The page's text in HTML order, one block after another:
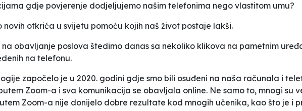
gdje povjerenje dodjeljujemo našim telefonima nego vlastitom umu?
otkrića u svijetu pomoću kojih naš život postaje lakši.
obavljanje poslova štedimo danas sa nekoliko klikova na pametnim
na telefonu.
započelo je u 2020. godini gdje smo bili osuđeni na naša računala i
Zoom-a i sva komunikacija se obavljala online. Ne samo to, mnogi su
Zoom-a nije donijelo dobre rezultate kod mnogih učenika, kao što je i